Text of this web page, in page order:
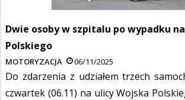
Dwie osoby w szpitalu po wypadku
Polskiego
MOTORYZACJA 06/11/2025
Do zdarzenia z udziałem trzech
czwartek (06.11) na ulicy Wojska